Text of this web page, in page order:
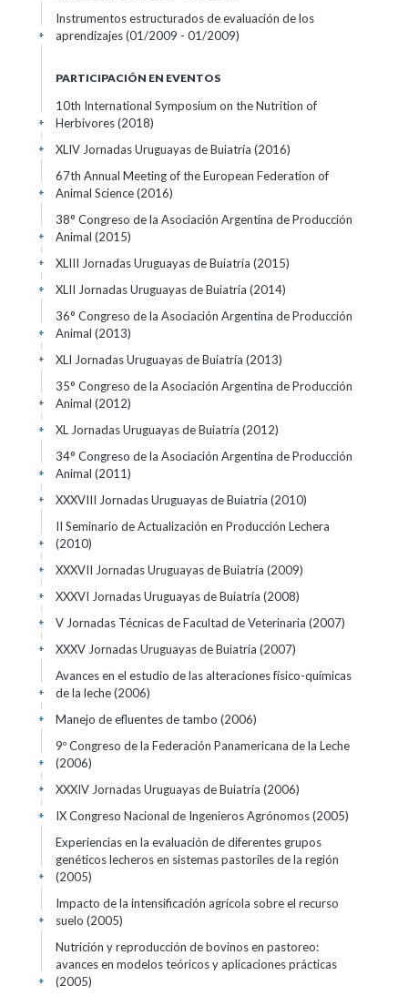
Instrumentos estructurados de evaluación de los
aprendizajes(01/2009 - 01/2009)
+
PARTICIPACIÓN EN EVENTOS
10th International Symposium on the Nutrition of
Herbivores(2018)
+
XLIV Jornadas Uruguayas de Buiatría (2016)
+
67th Annual Meeting of the European Federation of
Animal Science(2016)
+
38° Congreso de la Asociación Argentina de Producción
Animal (2015)
+
XLIII Jornadas Uruguayas de Buiatría (2015)
+
XLII Jornadas Uruguayas de Buiatría (2014)
+
36° Congreso de la Asociación Argentina de Producción
Animal (2013)
+
XLI Jornadas Uruguayas de Buiatría (2013)
+
35° Congreso de la Asociación Argentina de Producción
Animal (2012)
+
XL Jornadas Uruguayas de Buiatría (2012)
+
34° Congreso de la Asociación Argentina de Producción
Animal (2011)
+
XXXVIII Jornadas Uruguayas de Buiatría (2010)
+
II Seminario de Actualización en Producción Lechera
(2010)
+
XXXVII Jornadas Uruguayas de Buiatría (2009)
+
XXXVI Jornadas Uruguayas de Buiatría (2008)
+
V Jornadas Técnicas de Facultad de Veterinaria (2007)
+
XXXV Jornadas Uruguayas de Buiatría (2007)
+
Avances en el estudio de las alteraciones físico-químicas
de la leche(2006)
+
Manejo de efluentes de tambo (2006)
+
9º Congreso de la Federación Panamericana de la Leche
(2006)
+
XXXIV Jornadas Uruguayas de Buiatría (2006)
+
IX Congreso Nacional de Ingenieros Agrónomos(2005)
+
Experiencias en la evaluación de diferentes grupos
genéticos lecheros en sistemas pastoriles de la región
(2005)
+
Impacto de la intensificación agrícola sobre el recurso
suelo (2005)
+
Nutrición y reproducción de bovinos en pastoreo:
avances en modelos teóricos y aplicaciones prácticas
(2005)
+